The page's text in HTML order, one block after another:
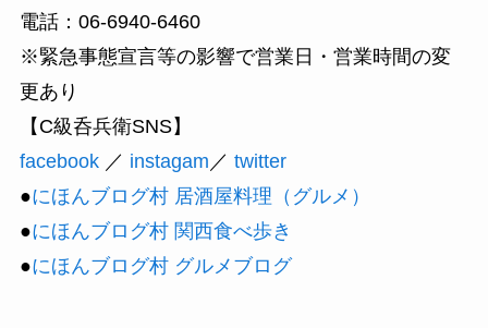
電話：06-6940-6460
※緊急事態宣言等の影響で営業日・営業時間の変
更あり
【C級呑兵衛SNS】
facebook／ instagam ／ twitter
●にほんブログ村 居酒屋料理（グルメ）
●にほんブログ村 関西食べ歩き
●にほんブログ村 グルメブログ